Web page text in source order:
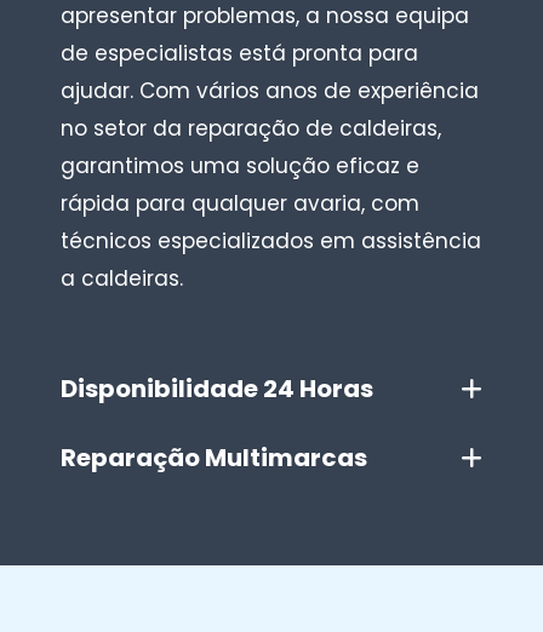
apresentar problemas, a nossa equipa
de especialistas está pronta para
ajudar. Com vários anos de experiência
no setor da reparação de caldeiras,
garantimos uma solução eficaz e
rápida para qualquer avaria, com
técnicos especializados em assistência
a caldeiras.
Disponibilidade 24 Horas
Reparação Multimarcas